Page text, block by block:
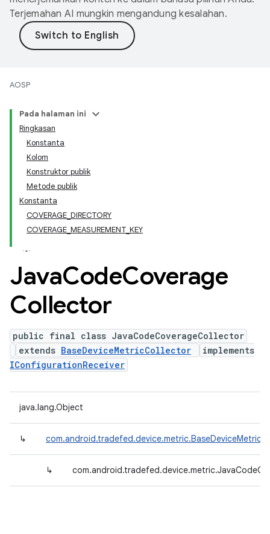
Terjemahan AI mungkin mengandung kesalahan.
AOSP
Pada halaman ini
Ringkasan
Konstanta
Kolom
Konstruktor publik
Metode publik
Konstanta
COVERAGE_DIRECTORY
COVERAGE_MEASUREMENT_KEY
JavaCodeCoverage
Collector
public final class JavaCodeCoverageCollector
extends BaseDeviceMetricCollector
implements
IConfigurationReceiver
java.lang.Object
↳
↳